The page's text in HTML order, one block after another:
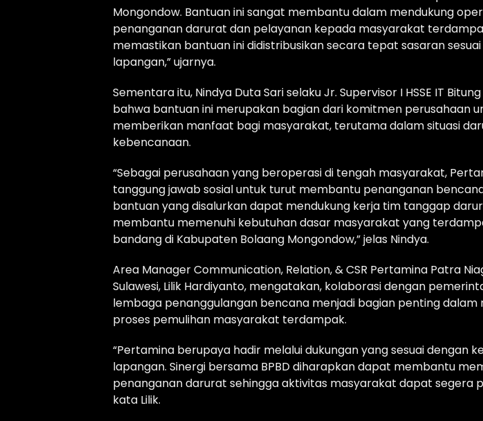
Mongondow. Bantuan ini sangat membantu dalam mendukung
penanganan darurat dan pelayanan kepada masyarakat
memastikan bantuan ini didistribusikan secara tepat sasaran
lapangan,” ujarnya.
Sementara itu, Nindya Duta Sari selaku Jr. Supervisor I HSSE IT
bahwa bantuan ini merupakan bagian dari komitmen perusahaan
memberikan manfaat bagi masyarakat, terutama dalam situasi
kebencanaan.
“Sebagai perusahaan yang beroperasi di tengah masyarakat,
tanggung jawab sosial untuk turut membantu penanganan
bantuan yang disalurkan dapat mendukung kerja tim tanggap
membantu memenuhi kebutuhan dasar masyarakat yang
bandang di Kabupaten Bolaang Mongondow,” jelas Nindya.
Area Manager Communication, Relation, & CSR Pertamina Patra
Sulawesi, Lilik Hardiyanto, mengatakan, kolaborasi dengan
lembaga penanggulangan bencana menjadi bagian penting
proses pemulihan masyarakat terdampak.
“Pertamina berupaya hadir melalui dukungan yang sesuai dengan
lapangan. Sinergi bersama BPBD diharapkan dapat membantu
penanganan darurat sehingga aktivitas masyarakat dapat segera
kata Lilik.